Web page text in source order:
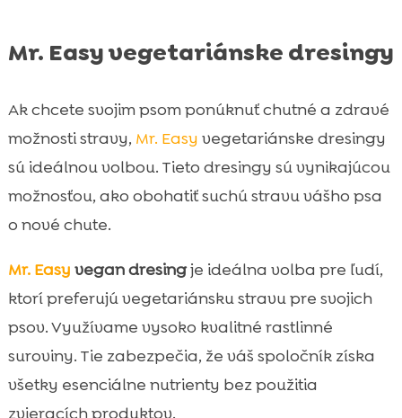
Mr. Easy vegetariánske dresingy
Ak chcete svojim psom ponúknuť chutné a zdravé
možnosti stravy, Mr. Easy vegetariánske dresingy
sú ideálnou volbou. Tieto dresingy sú vynikajúcou
možnosťou, ako obohatiť suchú stravu vášho psa
o nové chute.
Mr. Easy vegan dresingje ideálna volba pre ľudí,
ktorí preferujú vegetariánsku stravu pre svojich
psov. Využívame vysoko kvalitné rastlinné
suroviny. Tie zabezpečia, že váš spoločník získa
všetky esenciálne nutrienty bez použitia
zvieracích produktov.